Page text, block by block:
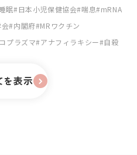
眠 日本小児保健協会 喘息 mRNA
会 内閣府 MRワクチン
プラズマ アナフィラキシー 自殺
を表示